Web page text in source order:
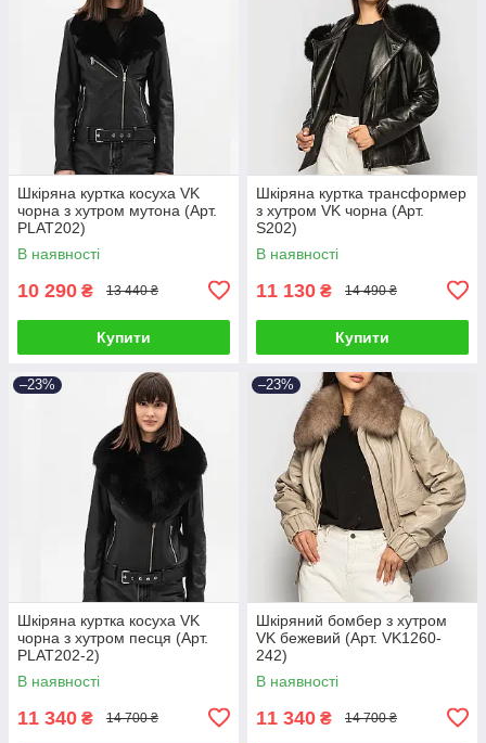
Шкіряна куртка косуха VK
чорна з хутром мутона (Арт.
PLAT202)
В наявності
10 290 ₴ 13 440 ₴
Купити
Шкіряна куртка трансформер
з хутром VK чорна (Арт.
S202)
В наявності
11 130 ₴ 14 490 ₴
Купити
–23%
Шкіряна куртка косуха VK
чорна з хутром песця (Арт.
PLAT202-2)
В наявності
11 340 ₴ 14 700 ₴
–23%
Шкіряний бомбер з хутром
VK бежевий (Арт. VK1260-
242)
В наявності
11 340 ₴ 14 700 ₴